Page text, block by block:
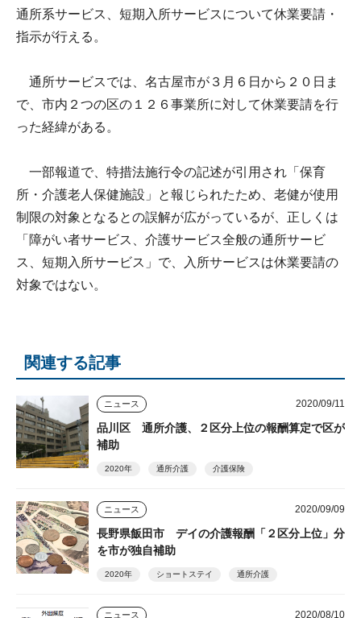
通所系サービス、短期入所サービスについて休業要請・
指示が行える。
通所サービスでは、名古屋市が３月６日から２０日ま
で、市内２つの区の１２６事業所に対して休業要請を行
った経緯がある。
一部報道で、特措法施行令の記述が引用され「保育
所・介護老人保健施設」と報じられたため、老健が使用
制限の対象となるとの誤解が広がっているが、正しくは
「障がい者サービス、介護サービス全般の通所サービ
ス、短期入所サービス」で、入所サービスは休業要請の
対象ではない。
関連する記事
ニュース 2020/09/11
品川区 通所介護、２区分上位の報酬算定で区が
補助
2020年 通所介護 介護保険
ニュース 2020/09/09
長野県飯田市 デイの介護報酬「２区分上位」分
を市が独自補助
2020年 ショートステイ 通所介護
ニュース 2020/08/10